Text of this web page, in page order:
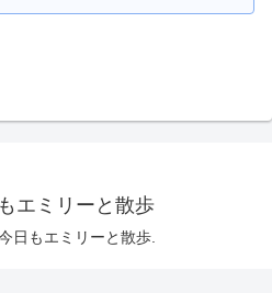
エミリーと散歩
日もエミリーと散歩.